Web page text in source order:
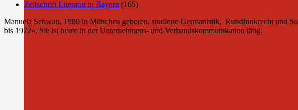
Zeitschrift Literatur in Bayern (165)
Manuela Schwab, 1980 in München geboren, studierte Germanistik, Rundfunkrecht und
bis 1972«. Sie ist heute in der Unternehmens- und Verbandskommunikation tätig.